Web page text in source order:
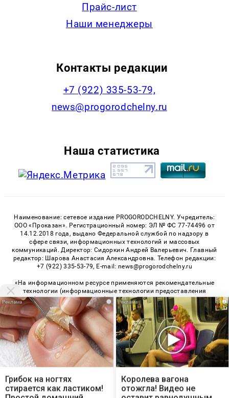
Прайс-лист
Наши менеджеры
Контакты редакции
+7 (922) 335-53-79,
news@progorodchelny.ru
Наша статистика
Наименование: сетевое издание PROGORODCHELNY. Учредитель:
ООО «Проказан». Регистрационный номер: ЭЛ № ФС 77-74496 от
14.12.2018 года, выдано Федеральной службой по надзору в
сфере связи, информационных технологий и массовых
коммуникаций. Директор: Сидоркин Андрей Валерьевич. Главный
редактор: Шарова Анастасия Александровна. Телефон редакции:
+7 (922) 335-53-79, E-mail: news@progorodchelny.ru
«На информационном ресурсе применяются рекомендательные
технологии (информационные технологии предоставления
информации на основе сбора, систематизации и анализа
сведений, относящихся к предпочтениям пользователей сети
«Интернет», находящихся на территории Российской
Федерации)». Правила применения рекомендательных
технологий в виджетах рекламно-обменной сети«СМИ2» (PDF),
«Sparrow» (PDF)
© 2026 «PROGorodChelny» | Все права защищены
Возрастная категория сайта 16+
Мы используем cookie. Во время посещения сайта
вы соглашаетесь с тем, что мы обрабатываем
ваши персональные данные с использованием
i
Грибок на ногтях
стирается как ластиком!
i
Королева вагона
отожгла! Видео не